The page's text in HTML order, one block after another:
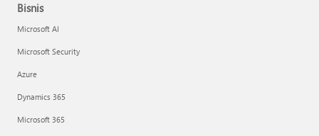
Bisnis
Microsoft AI
Microsoft Security
Azure
Dynamics 365
Microsoft 365